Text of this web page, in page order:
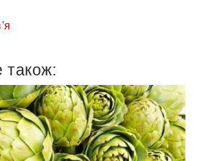
також: